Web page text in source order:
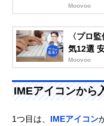
Moovoo
〈プロ
気12選
Moovoo
IMEアイコンから
1つ目は、 IMEアイコン